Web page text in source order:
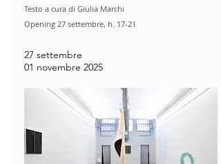
Testo a cura di Giulia Marchi
Opening 27 settembre, h. 17-21​
27 settembre
01 novembre 2025